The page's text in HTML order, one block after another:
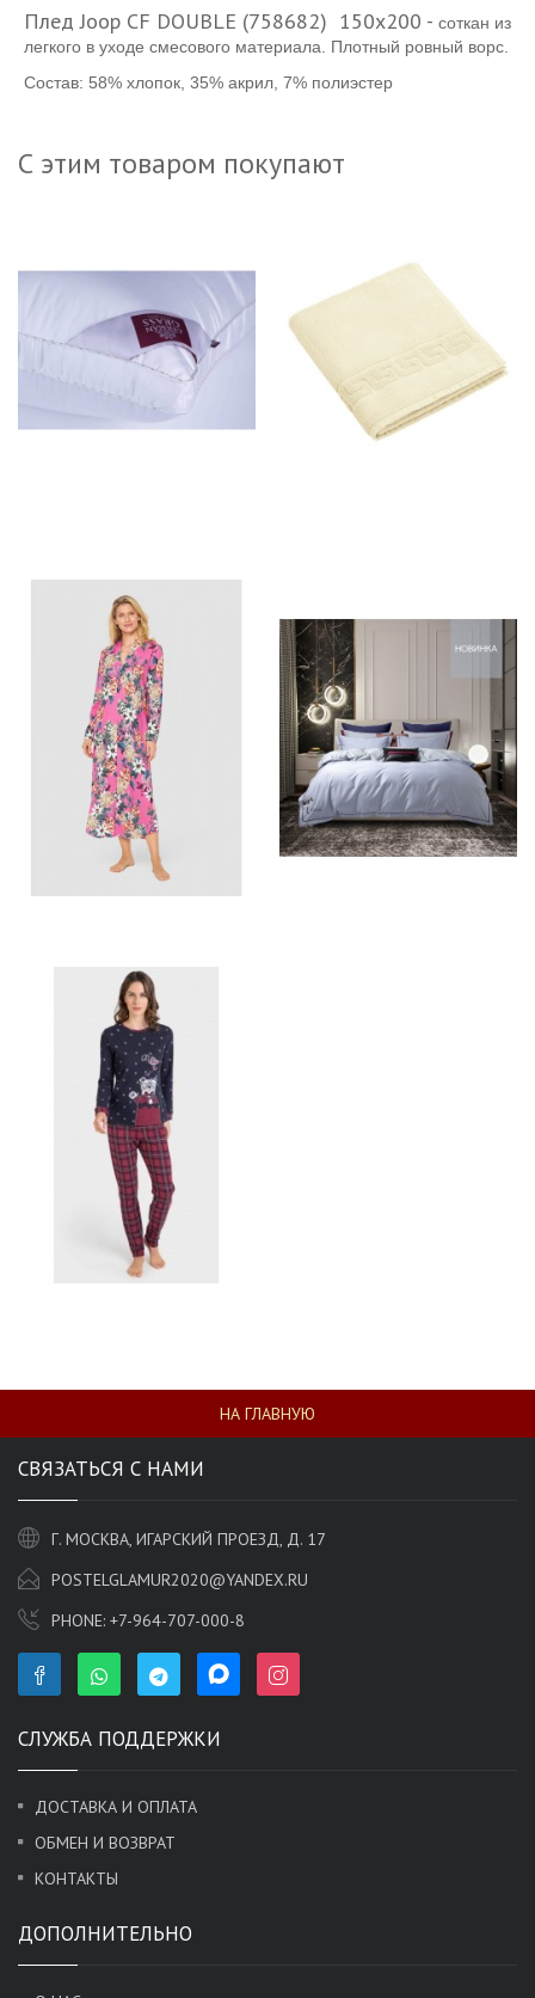
Плед Joop СF DOUBLE (758682) 150x200 - соткан из
легкого в уходе смесового материала. Плотный ровный ворс.
Состав: 58% хлопок, 35% акрил, 7% полиэстер
С этим товаром покупают
НА ГЛАВНУЮ
СВЯЗАТЬСЯ С НАМИ
Г. МОСКВА, ИГАРСКИЙ ПРОЕЗД, Д. 17
POSTELGLAMUR2020@YANDEX.RU
PHONE: +7-964-707-000-8
СЛУЖБА ПОДДЕРЖКИ
ДОСТАВКА И ОПЛАТА
ОБМЕН И ВОЗВРАТ
КОНТАКТЫ
ДОПОЛНИТЕЛЬНО